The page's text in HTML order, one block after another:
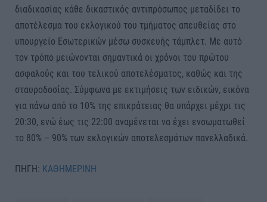
διαδικασίας κάθε δικαστικός αντιπρόσωπος μεταδίδει το
αποτέλεσμα του εκλογικού του τμήματος απευθείας στο
υπουργείο Εσωτερικών μέσω συσκευής τάμπλετ. Με αυτό
τον τρόπο μειώνονται σημαντικά οι χρόνοι του πρώτου
ασφαλούς και του τελικού αποτελέσματος, καθώς και της
σταυροδοσίας. Σύμφωνα με εκτιμήσεις των ειδικών, εικόνα
για πάνω από το 10% της επικράτειας θα υπάρχει μέχρι τις
20:30, ενώ έως τις 22:00 αναμένεται να έχει ενσωματωθεί
το 80% – 90% των εκλογικών αποτελεσμάτων πανελλαδικά.
ΠΗΓΗ: ΚΑΘΗΜΕΡΙΝΗ